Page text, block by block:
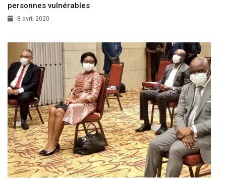
personnes vulnérables
8 avril 2020